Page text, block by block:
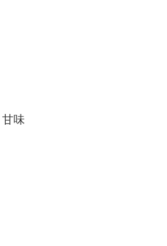
甘味